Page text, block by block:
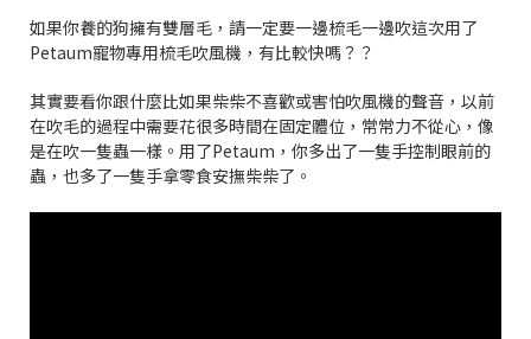
如果你養的狗擁有雙層毛，請一定要一邊梳毛一邊吹這次用了
Petaum寵物專用梳毛吹風機，有比較快嗎？？
其實要看你跟什麼比如果柴柴不喜歡或害怕吹風機的聲音，以前
在吹毛的過程中需要花很多時間在固定體位，常常力不從心，像
是在吹一隻蟲一樣。用了Petaum，你多出了一隻手控制眼前的
蟲，也多了一隻手拿零食安撫柴柴了。